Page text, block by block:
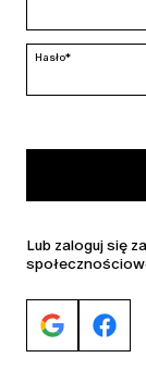
Hasło*
Lub zaloguj się